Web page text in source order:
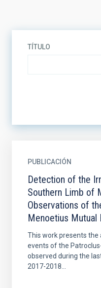
TÍTULO
PUBLICACIÓN
Detection of the
Southern Limb of
Observations of
Menoetius Mutual
This work presents the
events of the
observed during the
2017-2018...